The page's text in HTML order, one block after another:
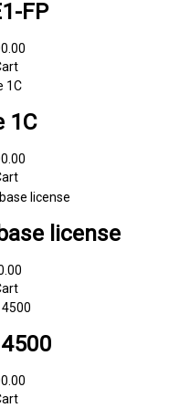
FP
1С
license